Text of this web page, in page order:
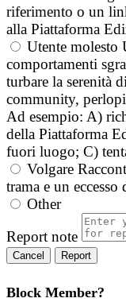
riferimento o un
alla Piattaforma
Utente molesto
comportamenti
turbare la serenità
community,
Ad esempio: A)
della Piattaforma
fuori luogo; C)
Volgare
trama e un
Other
Report note
Report
Block Member?